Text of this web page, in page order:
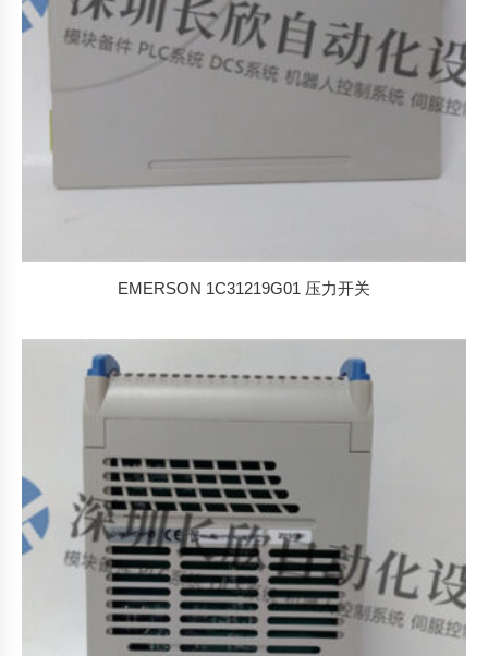
EMERSON 1C31219G01 压力开关